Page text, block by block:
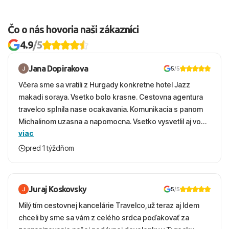
Vzdialenosti od
Letiska: 66 km
Golfového ihriska: 10 km (Pula Golf), 17 km (Canyamel
Golf)
Centra mesta: 600 m
Čo o nás hovoria naši zákazníci
4.9/5
Jana Dopirakova 5/5
Včera sme sa vratili z Hurgady konkretne hotel Jazz
makadi soraya. Vsetko bolo krasne. Cestovna agentura
travelco splnila nase ocakavania. Komunikacia s panom
Michalinom uzasna a napomocna. Vsetko vysvetlil aj vo
vecernych hodinach zaco sa ospravedlnujem. Hotel
krasny, cisty. Sluzby top. Strava, prostredie, more,
viac
pred 1 týždňom
Juraj Koskovsky 5/5
Milý tím cestovnej kancelárie Travelco,už teraz aj Idem
chceli by sme sa vám z celého srdca poďakovať za